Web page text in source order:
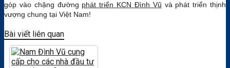
góp vào chặng đường phát triển KCN Đình Vũ và phát triển thịnh
vượng chung tại Việt Nam!
Bài viết liên quan